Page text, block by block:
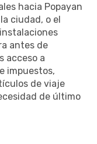
hacia Popayan
ciudad, o el
antes de
acceso a
impuestos,
de viaje
de último